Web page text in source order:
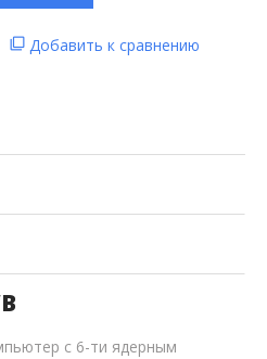
Добавить к сравнению
с 6-ти ядерным